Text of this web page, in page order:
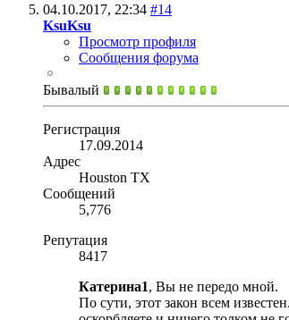
04.10.2017, 22:34 #14
KsuKsu
Просмотр профиля
Сообщения форума
Бывалый
Регистрация
17.09.2014
Адрес
Houston TX
Сообщений
5,776
Репутация
8417
Катерина1, Вы не передо мной.
По сути, этот закон всем